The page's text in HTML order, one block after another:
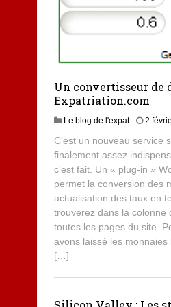
Un convertisseur de
Expatriation.com
Le blog de l'expat 2
C’est un nouveau service
finalement assez
c’est fait. Un « plug-in »
permet la conversion des
actualisation des taux en
trouverez dans la colonne
toutes les pages du site.
avons laissé les
[…]